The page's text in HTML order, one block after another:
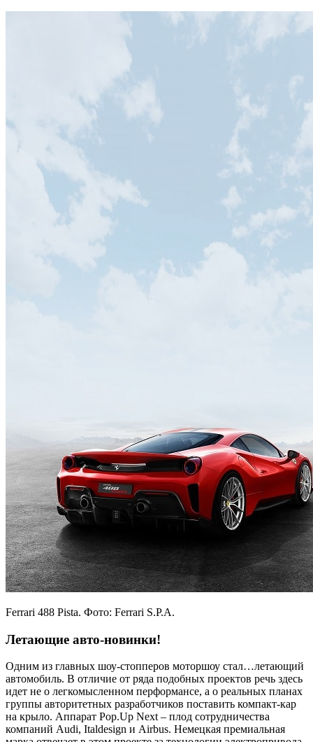
Ferrari 488 Pista. Фото: Ferrari S.P.A.
Летающие авто-новинки!
Одним из главных шоу-стопперов моторшоу стал…летающий
автомобиль. В отличие от ряда подобных проектов речь здесь
идет не о легкомысленном перформансе, а о реальных планах
группы авторитетных разработчиков поставить компакт-кар
на крыло. Аппарат Pop.Up Next – плод сотрудничества
компаний Audi, Italdesign и Airbus. Немецкая премиальная